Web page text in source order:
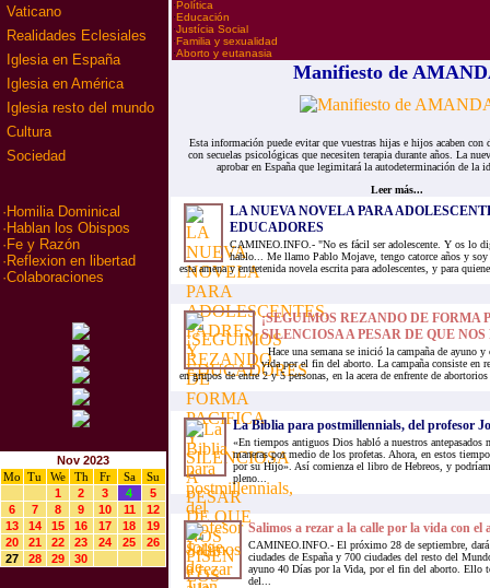
Vaticano
Realidades Eclesiales
Iglesia en España
Iglesia en América
Iglesia resto del mundo
Cultura
Sociedad
· Homilia Dominical
· Hablan los Obispos
· Fe y Razón
· Reflexion en libertad
·Colaboraciones
Nov 2023
Mo
Tu We Th Fr Sa
Su
1
2 3 4
5
6
7 8 9 10 11
12
13
14 15 16 17 18
19
20
21 22 23 24 25
26
27
28 29 30
·Política
·Educación
·Justícia Social
·Familia y sexualidad
·Aborto y eutanasia
Manifiesto de
Esta información puede evitar que vuestras hijas e hijos acaben con
con secuelas psicológicas que necesiten terapia durante años. La
aprobar en España que legimitará la autodeterminación de la
Leer más...
LA NUEVA NOVELA PARA
EDUCADORES
CAMINEO.INFO.- "No es fácil ser adolescente. Y os lo
hablo... Me llamo Pablo Mojave, tengo catorce años y soy
esta amena y entretenida novela escrita para adolescentes, y para
¡SEGUIMOS REZANDO DE FORMA
SILENCIOSA A PESAR DE QUE NOS
Hace una semana se inició la campaña de ayuno y
vida por el fin del aborto. La campaña consiste en
en grupos de entre 2 y 5 personas, en la acera de enfrente de
La Biblia para postmillennials, del profesor
«En tiempos antiguos Dios habló a nuestros antepasados
maneras por medio de los profetas. Ahora, en estos
por su Hijo». Así comienza el libro de Hebreos, y
pleno...
Salimos a rezar a la calle por la vida con el
CAMINEO.INFO.- El próximo 28 de septiembre,
ciudades de España y 700 ciudades del resto del
ayuno 40 Días por la Vida, por el fin del aborto. Ello
del...